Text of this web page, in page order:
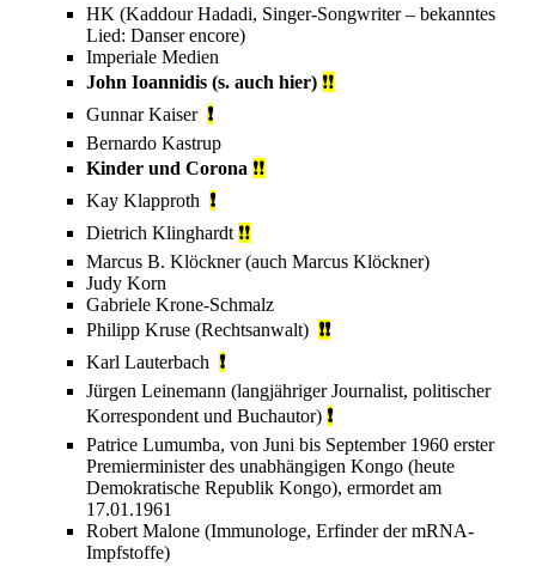
HK (Kaddour Hadadi, Singer-Songwriter – bekanntes
Lied: Danser encore)
Imperiale Medien
John Ioannidis (s. auch hier) ❗❗
Gunnar Kaiser ❗
Bernardo Kastrup
Kinder und Corona ❗❗
Kay Klapproth ❗
Dietrich Klinghardt ❗❗
Marcus B. Klöckner(auch Marcus Klöckner)
Judy Korn
Gabriele Krone-Schmalz
Philipp Kruse (Rechtsanwalt) ❗❗
Karl Lauterbach ❗
Jürgen Leinemann (langjähriger Journalist, politischer
Korrespondent und Buchautor) ❗
Patrice Lumumba, von Juni bis September 1960 erster
Premierminister des unabhängigen Kongo (heute
Demokratische Republik Kongo), ermordet am
17.01.1961
Robert Malone (Immunologe, Erfinder dermRNA-
Impfstoffe)